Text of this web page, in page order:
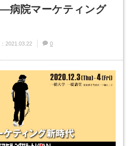
病院マーケティング
2021.03.22 0